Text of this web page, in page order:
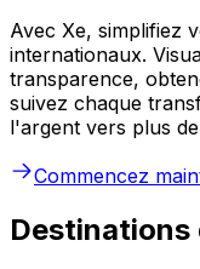
Avec Xe, simplifiez
internationaux.
transparence,
suivez chaque
l'argent vers plus
Commencez